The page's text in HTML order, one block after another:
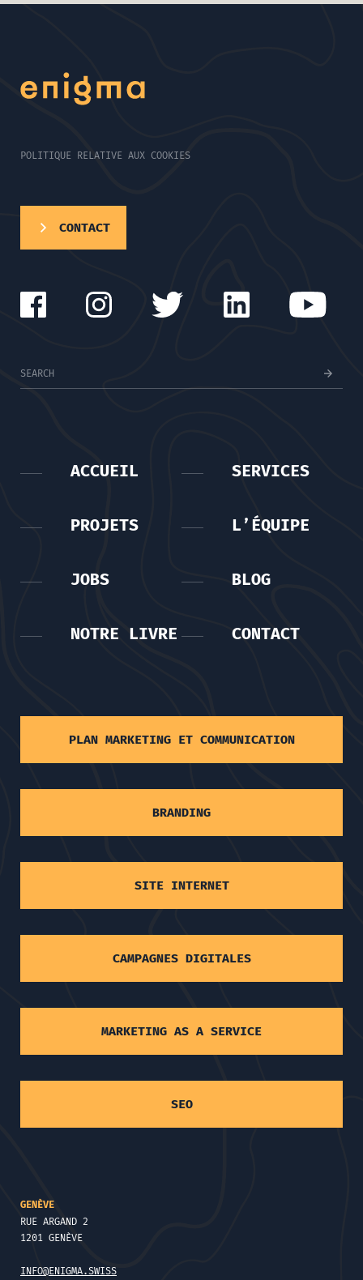
POLITIQUE RELATIVE AUX COOKIES
CONTACT
ACCUEIL SERVICES
PROJETS L’ÉQUIPE
JOBS BLOG
NOTRE LIVRE CONTACT
PLAN MARKETING ET COMMUNICATION
BRANDING
SITE INTERNET
CAMPAGNES DIGITALES
MARKETING AS A SERVICE
SEO
GENÈVE
RUE ARGAND 2
1201 GENÈVE
INFO@ENIGMA.SWISS